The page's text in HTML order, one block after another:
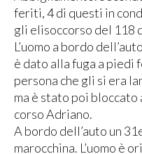
feriti, 4 di questi in
gli elisoccorso del 118
L’uomo a bordo
è dato alla fuga a piedi
persona che gli si era
ma è stato poi bloccato
corso Adriano.
A bordo dell’auto un
marocchina. L’uomo è